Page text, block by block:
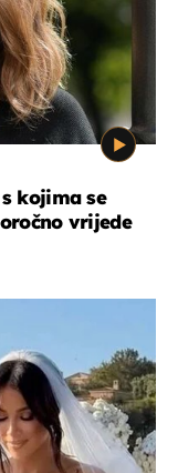
kojima se
vrijede